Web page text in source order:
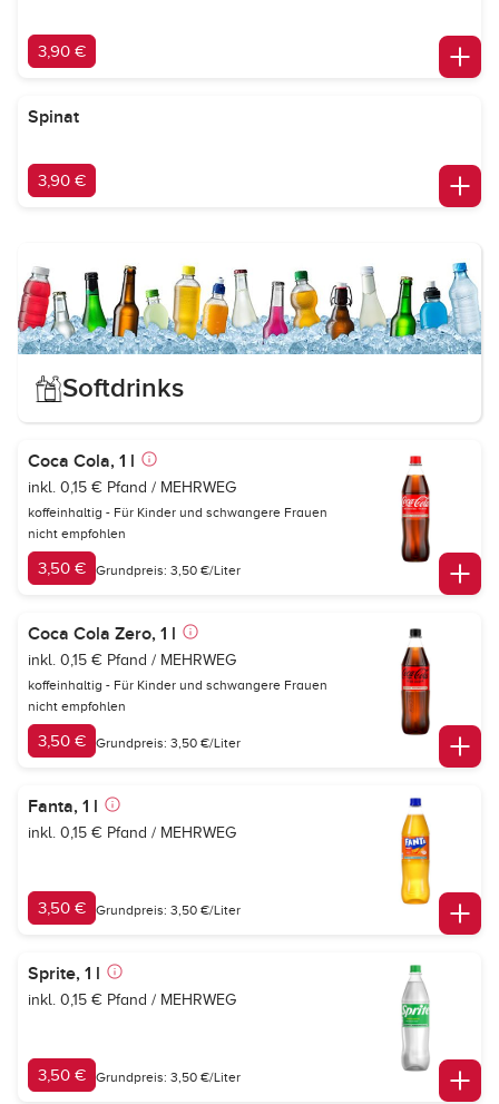
3,90 €
Spinat
3,90 €
Softdrinks
Coca Cola, 1 l
inkl. 0,15 € Pfand / MEHRWEG
koffeinhaltig - Für Kinder und schwangere Frauen
nicht empfohlen
3,50 € Grundpreis: 3,50 €/Liter
Coca Cola Zero, 1 l
inkl. 0,15 € Pfand / MEHRWEG
koffeinhaltig - Für Kinder und schwangere Frauen
nicht empfohlen
3,50 € Grundpreis: 3,50 €/Liter
Fanta, 1 l
inkl. 0,15 € Pfand / MEHRWEG
3,50 € Grundpreis: 3,50 €/Liter
Sprite, 1 l
inkl. 0,15 € Pfand / MEHRWEG
3,50 € Grundpreis: 3,50 €/Liter